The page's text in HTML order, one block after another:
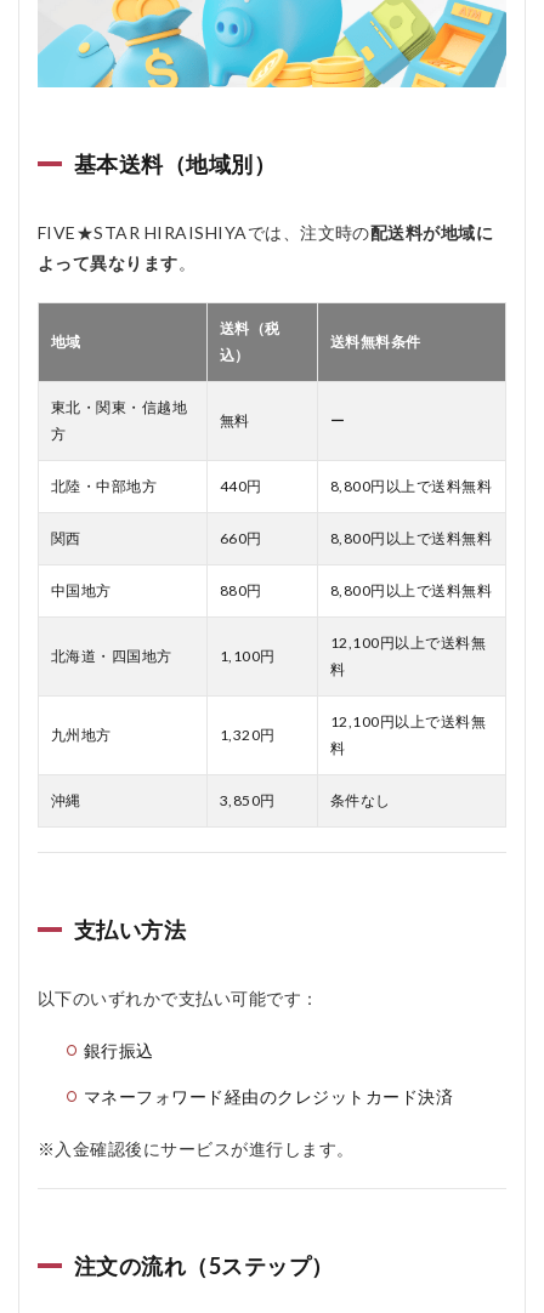
基本送料（地域別）
FIVE★STAR HIRAISHIYAでは、注文時の配送料が地域に
よって異なります。
地域
送料（税
込）
送料無料条件
東北・関東・信越地
方
無料 ー
北陸・中部地方 440円 8,800円以上で送料無料
関西 660円 8,800円以上で送料無料
中国地方 880円 8,800円以上で送料無料
北海道・四国地方 1,100円
12,100円以上で送料無
料
九州地方 1,320円
12,100円以上で送料無
料
沖縄 3,850円 条件なし
支払い方法
以下のいずれかで支払い可能です：
銀行振込
マネーフォワード経由のクレジットカード決済
※入金確認後にサービスが進行します。
注文の流れ（5ステップ）